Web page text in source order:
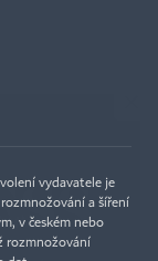
vydavatele je
a šíření
v českém nebo
rozmnožování